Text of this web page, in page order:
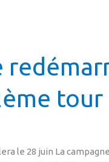
tour
le 28 juin La